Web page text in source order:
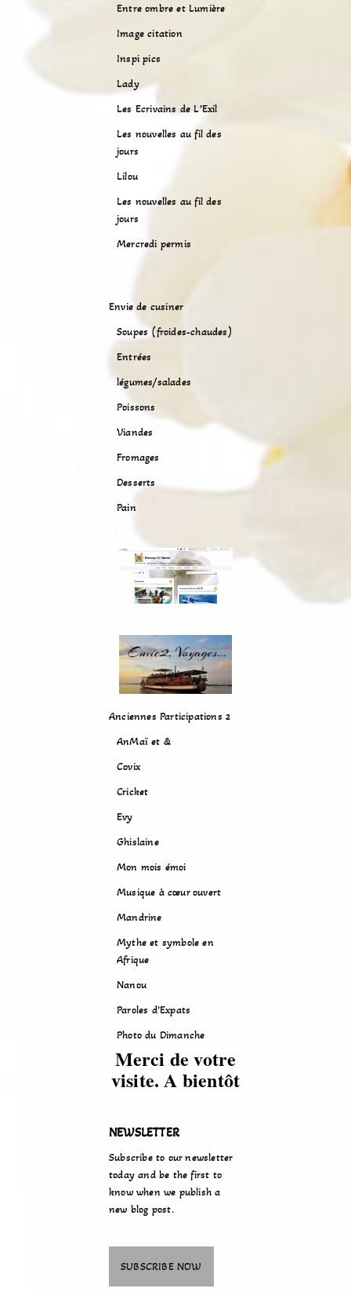
Entre ombre et Lumière
Image citation
Inspi pics
Lady
Les Ecrivains de L’Exil
Les nouvelles au fil des
jours
Lilou
Les nouvelles au fil des
jours
Mercredi permis
Envie de cusiner
Soupes (froides-chaudes)
Entrées
légumes/salades
Poissons
Viandes
Fromages
Desserts
Pain
Anciennes Participations 2
AnMaï et &
Covix
Cricket
Evy
Ghislaine
Mon mois émoi
Musique à cœur ouvert
Mandrine
Mythe et symbole en
Afrique
Nanou
Paroles d’Expats
Photo du Dimanche
Merci de votre
visite. A bientôt
NEWSLETTER
Subscribe to our newsletter
today and be the first to
know when we publish a
new blog post.